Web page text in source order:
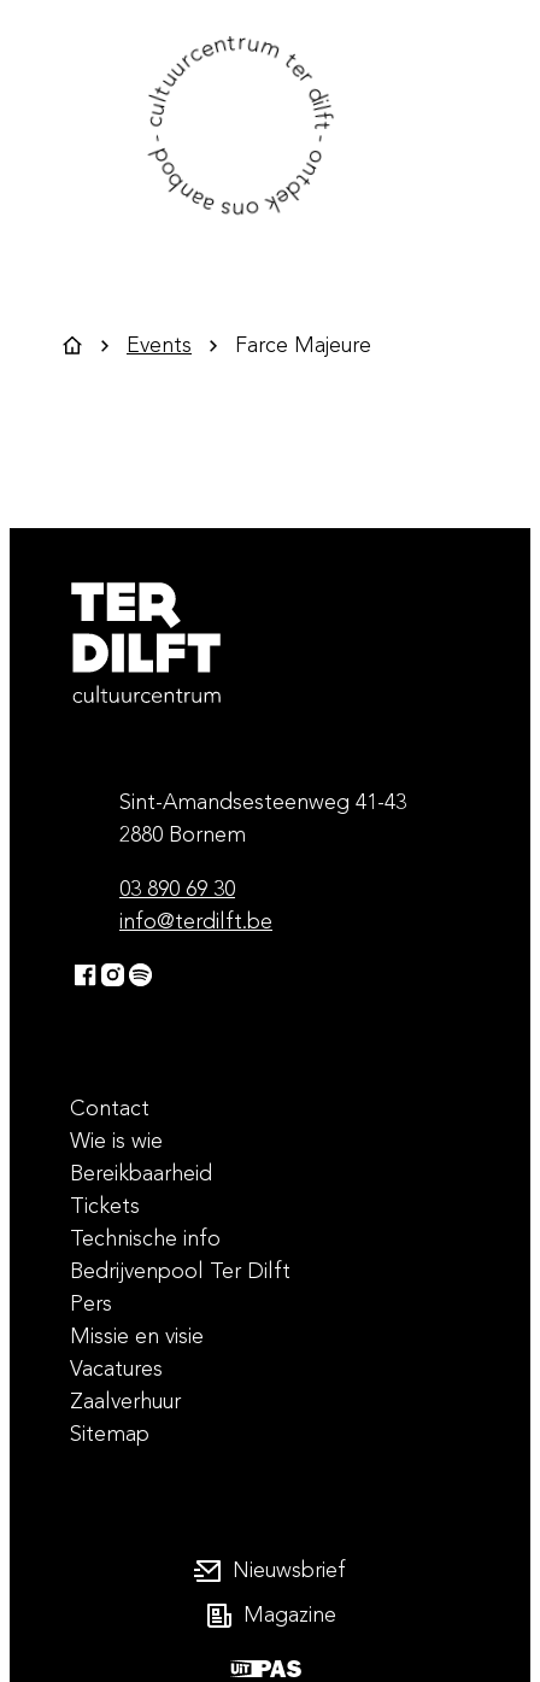
- ontdek ons aanbod - cultuurcentrum ter dilft
Startpagina
Events Farce Majeure
AdresSint-Amandsesteenweg 41-43
,2880 Bornem
03 890 69 30
E-mailinfo@terdilft.be
Facebook
Instagram
Spotify
Contact
Wie is wie
Bereikbaarheid
Tickets
Technische info
Bedrijvenpool Ter Dilft
Pers
Missie en visie
Vacatures
Zaalverhuur
Sitemap
Nieuwsbrief
Magazine